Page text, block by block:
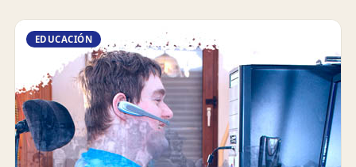
EDUCACIÓN